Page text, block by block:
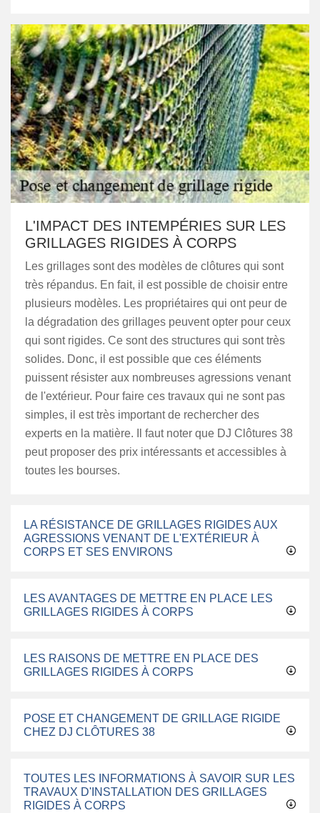
L'IMPACT DES INTEMPÉRIES SUR LES
GRILLAGES RIGIDES À CORPS
Les grillages sont des modèles de clôtures qui sont
très répandus. En fait, il est possible de choisir entre
plusieurs modèles. Les propriétaires qui ont peur de
la dégradation des grillages peuvent opter pour ceux
qui sont rigides. Ce sont des structures qui sont très
solides. Donc, il est possible que ces éléments
puissent résister aux nombreuses agressions venant
de l'extérieur. Pour faire ces travaux qui ne sont pas
simples, il est très important de rechercher des
experts en la matière. Il faut noter que DJ Clôtures 38
peut proposer des prix intéressants et accessibles à
toutes les bourses.
LA RÉSISTANCE DE GRILLAGES RIGIDES AUX
AGRESSIONS VENANT DE L'EXTÉRIEUR À
CORPS ET SES ENVIRONS
LES AVANTAGES DE METTRE EN PLACE LES
GRILLAGES RIGIDES À CORPS
LES RAISONS DE METTRE EN PLACE DES
GRILLAGES RIGIDES À CORPS
POSE ET CHANGEMENT DE GRILLAGE RIGIDE
CHEZ DJ CLÔTURES 38
TOUTES LES INFORMATIONS À SAVOIR SUR LES
TRAVAUX D'INSTALLATION DES GRILLAGES
RIGIDES À CORPS